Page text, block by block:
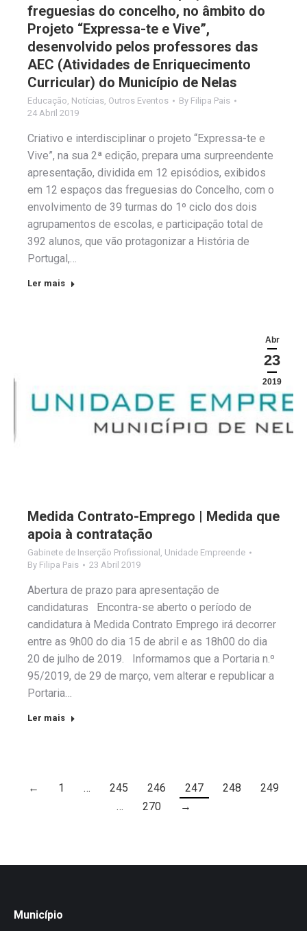
freguesias do concelho, no âmbito do
Projeto “Expressa-te e Vive”,
desenvolvido pelos professores das
AEC (Atividades de Enriquecimento
Curricular) do Município de Nelas
Educação, Notícias, Outros Eventos By Filipa Pais
24 Abril 2019
Criativo e interdisciplinar o projeto “Expressa-te e
Vive”, na sua 2ª edição, prepara uma surpreendente
apresentação, dividida em 12 episódios, exibidos
em 12 espaços das freguesias do Concelho, com o
envolvimento de 39 turmas do 1º ciclo dos dois
agrupamentos de escolas, e participação total de
392 alunos, que vão protagonizar a História de
Portugal,…
Ler mais
Abr
23
2019
Medida Contrato-Emprego | Medida que
apoia à contratação
Gabinete de Inserção Profissional
Unidade Empreende
By Filipa Pais 23 Abril 2019
Abertura de prazo para apresentação de
candidaturas Encontra-se aberto o período de
candidatura à Medida Contrato Emprego irá decorrer
entre as 9h00 do dia 15 de abril e as 18h00 do dia
20 de julho de 2019. Informamos que a Portaria n.º
95/2019, de 29 de março, vem alterar e republicar a
Portaria…
Ler mais
← 1 … 245 246 247 248
249
…
270 →
Município